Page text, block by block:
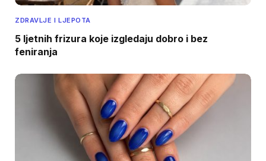
ZDRAVLJE I LJEPOTA
5 ljetnih frizura koje izgledaju dobro i bez
feniranja